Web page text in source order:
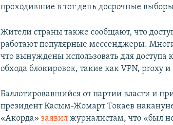
проходившие в тот день досрочные
Жители страны также сообщают, что
работают популярные мессенджеры.
что вынуждены использовать для доступа
обхода блокировок, такие как VPN, proxy
Баллотировавшийся от партии власти и
президент Касым-Жомарт Токаев
«Акорда»заявилжурналистам, что «был